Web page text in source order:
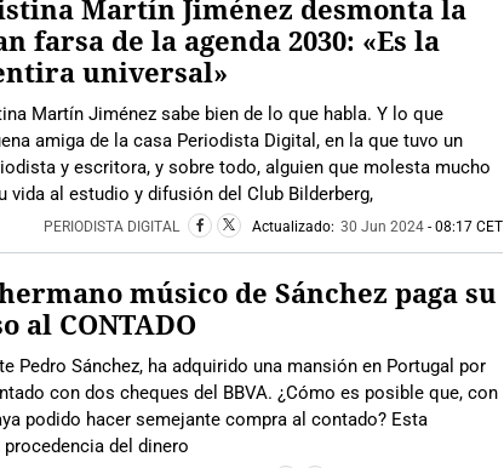
Martín Jiménez desmonta la
farsa de la agenda 2030: «Es la
universal»
Martín Jiménez sabe bien de lo que habla. Y lo que
amiga de la casa Periodista Digital, en la que tuvo un
y escritora, y sobre todo, alguien que molesta mucho
al estudio y difusión del Club Bilderberg,
PERIODISTA DIGITAL Actualizado: 30 Jun 2024 - 08:17 CET
músico de Sánchez paga su
al CONTADO
Pedro Sánchez, ha adquirido una mansión en Portugal por
con dos cheques del BBVA. ¿Cómo es posible que, con
podido hacer semejante compra al contado? Esta
del dinero